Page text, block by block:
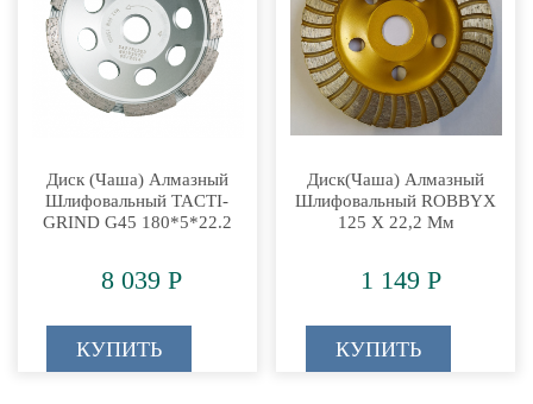
Диск (чаша) Алмазный
Шлифовальный TACTI-
GRIND G45 180*5*22.2
8 039 Р
КУПИТЬ
Диск(чаша) Алмазный
Шлифовальный ROBBYX
125 Х 22,2 Мм
1 149 Р
КУПИТЬ